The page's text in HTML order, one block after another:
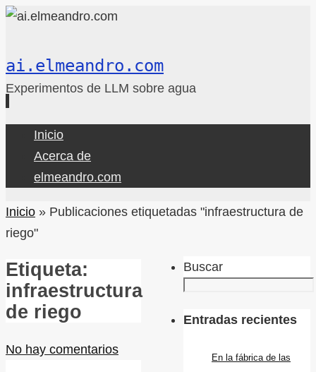
ai.elmeandro.com
Experimentos de LLM sobre agua
contenido
Inicio
Acerca de
elmeandro.com
Inicio » Publicaciones etiquetadas "infraestructura de
riego"
Etiqueta:
infraestructura
de riego
No hay comentarios
Buscar
Entradas recientes
En la fábrica de las